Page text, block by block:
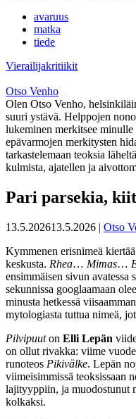
avaruus
matka
tiede
Vierailijakritiikit
Otso Venho
Olen Otso Venho,
suuri ystävä. Helppojen
lukeminen merkitsee
epävarmojen merkitysten
tarkastelemaan teoksia
kulmista, ajatellen ja
Pari parsekia,
13.5.202613.5.2026 | Otso
Kymmenen erisnimeä
keskusta. Rhea… Mimas…
ensimmäisen sivun avatessa
sekunnissa googlaamaan
minusta hetkessä
mytologiasta tuttua nimeä,
Pilvipuuton Elli Lepän
on ollut rivakka: viime
runoteos Pikivälke. Lepän
viimeisimmissä teoksissaan
lajityyppiin, ja muodostunut
kolkaksi.